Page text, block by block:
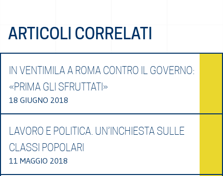
ARTICOLI CORRELATI
IN VENTIMILA A ROMA CONTRO IL GOVERNO:
«PRIMA GLI SFRUTTATI»
18 GIUGNO 2018
LAVORO E POLITICA. UN’INCHIESTA SULLE
CLASSI POPOLARI
11 MAGGIO 2018